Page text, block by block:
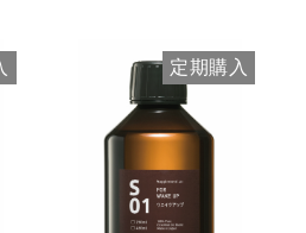
3か月に1度
定期購入